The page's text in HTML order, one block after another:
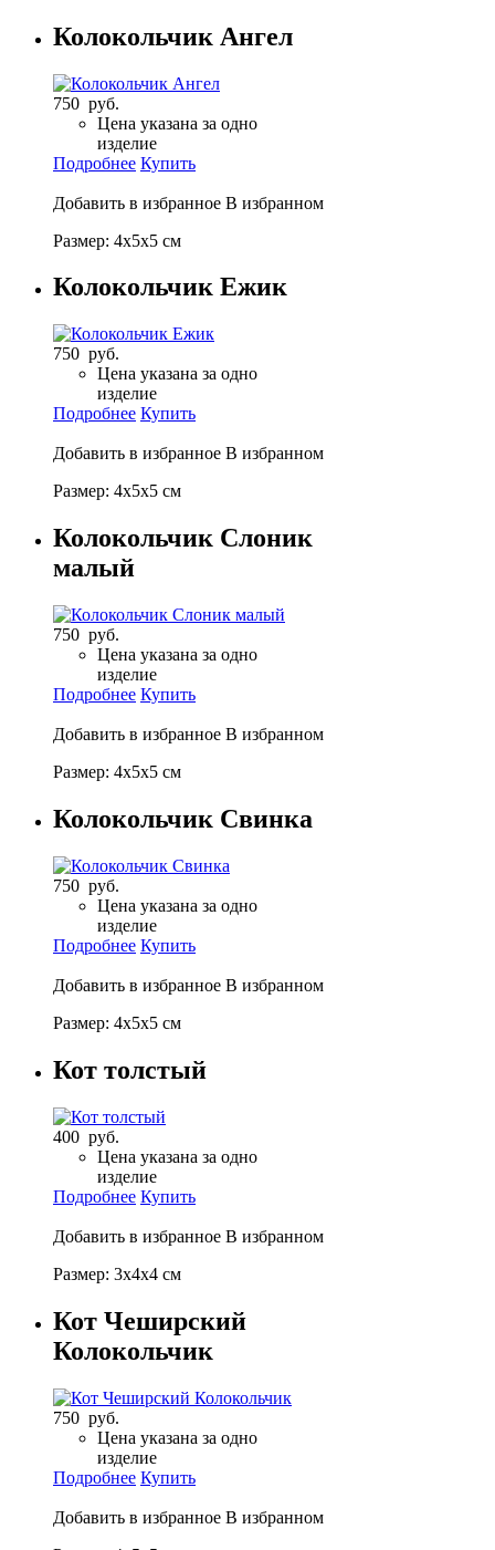
Колокольчик Ангел
750 руб.
Цена указана за одно
изделие
Подробнее Купить
Добавить в избранное В избранном
Размер: 4х5х5 см
Колокольчик Ежик
750 руб.
Цена указана за одно
изделие
Подробнее Купить
Добавить в избранное В избранном
Размер: 4х5х5 см
Колокольчик Слоник
малый
750 руб.
Цена указана за одно
изделие
Подробнее Купить
Добавить в избранное В избранном
Размер: 4х5х5 см
Колокольчик Свинка
750 руб.
Цена указана за одно
изделие
Подробнее Купить
Добавить в избранное В избранном
Размер: 4х5х5 см
Кот толстый
400 руб.
Цена указана за одно
изделие
Подробнее Купить
Добавить в избранное В избранном
Размер: 3х4х4 см
Кот Чеширский
Колокольчик
750 руб.
Цена указана за одно
изделие
Подробнее Купить
Добавить в избранное В избранном